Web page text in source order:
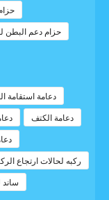
حزام دعم البطن
دعامة استقامة
دعامة الكتف
ركبه لحالات ارتجاع